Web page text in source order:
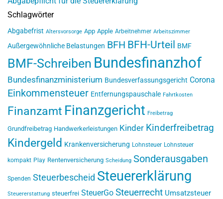
Schlagwörter
Abgabefrist Altersvorsorge App Apple Arbeitnehmer Arbeitszimmer
Außergewöhnliche Belastungen BFH BFH-Urteil BMF
BMF-Schreiben Bundesfinanzhof
Bundesfinanzministerium Bundesverfassungsgericht Corona
Einkommensteuer Entfernungspauschale Fahrtkosten
Finanzamt Finanzgericht Freibetrag
Grundfreibetrag Handwerkerleistungen Kinder Kinderfreibetrag
Kindergeld Krankenversicherung Lohnsteuer Lohnsteuer
kompakt Play Rentenversicherung Scheidung Sonderausgaben
Spenden Steuerbescheid Steuererklärung
Steuererstattung steuerfrei SteuerGo Steuerrecht Umsatzsteuer